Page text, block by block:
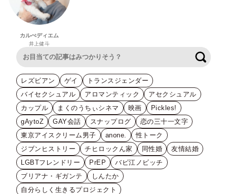
カルぺディエム
井上健斗
レズビアン ゲイ
トランスジェンダー
バイセクシュアル
アロマンティック
アセクシュアル
カップル
まくのうちぃシネマ 映画
Pickles!
gAytoZ
GAY会話 スナップログ
恋の三十一文字
東京アイスクリーム男子
anone.
性トーク
ジブンヒストリー
チヒロックん家 同性婚
友情結婚
LGBTフレンドリー
PrEP
バビ江ノビッチ
ブリアナ・ギガンテ
しんたか
自分らしく生きるプロジェクト